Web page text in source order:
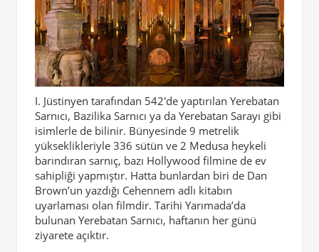
I. Jüstinyen tarafından 542'de yaptırılan Yerebatan
Sarnıcı, Bazilika Sarnıcı ya da Yerebatan Sarayı gibi
isimlerle de bilinir. Bünyesinde 9 metrelik
yükseklikleriyle 336 sütün ve 2 Medusa heykeli
barındıran sarnıç, bazı Hollywood filmine de ev
sahipliği yapmıştır. Hatta bunlardan biri de Dan
Brown’un yazdığı Cehennem adlı kitabın
uyarlaması olan filmdir. Tarihi Yarımada’da
bulunan Yerebatan Sarnıcı, haftanın her günü
ziyarete açıktır.